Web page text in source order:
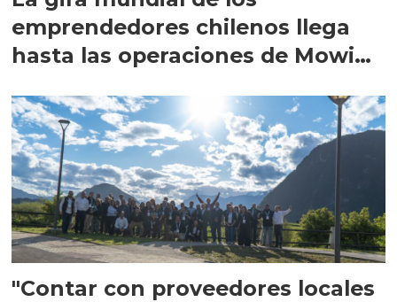
emprendedores chilenos llega
hasta las operaciones de Mowi
"Contar con proveedores locales